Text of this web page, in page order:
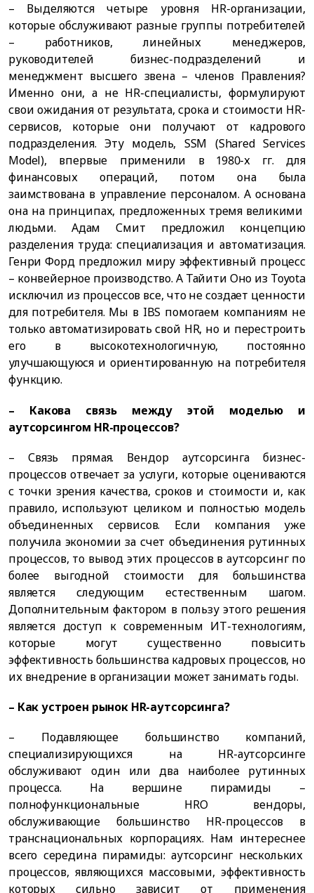
– Выделяются четыре уровня HR-организации,
которые обслуживают разные группы потребителей
– работников, линейных менеджеров,
руководителей бизнес-подразделений и
менеджмент высшего звена – членов Правления?
Именно они, а не HR-специалисты, формулируют
свои ожидания от результата, срока и стоимости HR-
сервисов, которые они получают от кадрового
подразделения. Эту модель, SSM (Shared Services
Model), впервые применили в 1980-х гг. для
финансовых операций, потом она была
заимствована в управление персоналом. А основана
она на принципах, предложенных тремя великими
людьми. Адам Смит предложил концепцию
разделения труда: специализация и автоматизация.
Генри Форд предложил миру эффективный процесс
– конвейерное производство. А Тайити Оно из Toyota
исключил из процессов все, что не создает ценности
для потребителя. Мы в IBS помогаем компаниям не
только автоматизировать свой HR, но и перестроить
его в высокотехнологичную, постоянно
улучшающуюся и ориентированную на потребителя
функцию.
– Какова связь между этой моделью и
аутсорсингом HR-процессов?
– Связь прямая. Вендор аутсорсинга бизнес-
процессов отвечает за услуги, которые оцениваются
с точки зрения качества, сроков и стоимости и, как
правило, используют целиком и полностью модель
объединенных сервисов. Если компания уже
получила экономии за счет объединения рутинных
процессов, то вывод этих процессов в аутсорсинг по
более выгодной стоимости для большинства
является следующим естественным шагом.
Дополнительным фактором в пользу этого решения
является доступ к современным ИТ-технологиям,
которые могут существенно повысить
эффективность большинства кадровых процессов, но
их внедрение в организации может занимать годы.
– Как устроен рынок HR-аутсорсинга?
– Подавляющее большинство компаний,
специализирующихся на HR-аутсорсинге
обслуживают один или два наиболее рутинных
процесса. На вершине пирамиды –
полнофункциональные HRO вендоры,
обслуживающие большинство HR-процессов в
транснациональных корпорациях. Нам интереснее
всего середина пирамиды: аутсорсинг нескольких
процессов, являющихся массовыми, эффективность
которых сильно зависит от применения